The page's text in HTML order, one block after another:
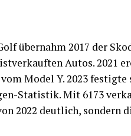
übernahm 2017 der
Autos. 2021
Model Y. 2023 festigte
Statistik. Mit 6173
2022 deutlich, sondern